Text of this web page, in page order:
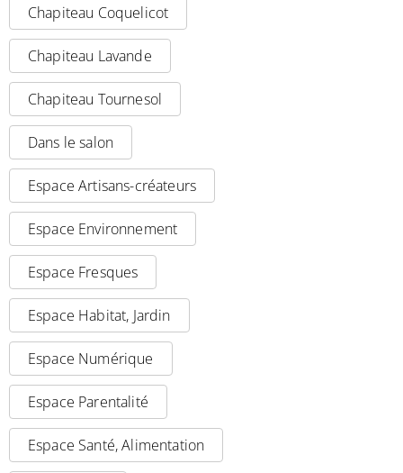
Chapiteau Coquelicot
Chapiteau Lavande
Chapiteau Tournesol
Dans le salon
Espace Artisans-créateurs
Espace Environnement
Espace Fresques
Espace Habitat, Jardin
Espace Numérique
Espace Parentalité
Espace Santé, Alimentation